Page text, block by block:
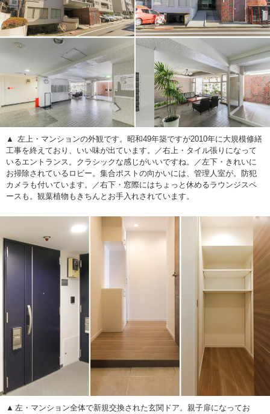
左上・マンションの外観です。昭和49年築ですが2010年に大規模修繕
工事を終えており、いい味が出ています。／右上・タイル張りになって
いるエントランス。クラシックな感じがいいですね。／左下・きれいに
お掃除されているロビー。集合ポストの向かいには、管理人室が。防犯
カメラも付いています。／右下・窓際にはちょっと休めるラウンジスペ
ースも。観葉植物もきちんとお手入れされています。
左・マンション全体で新規交換された玄関ドア。親子扉になってお